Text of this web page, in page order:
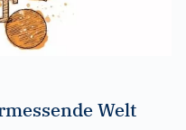
Welt